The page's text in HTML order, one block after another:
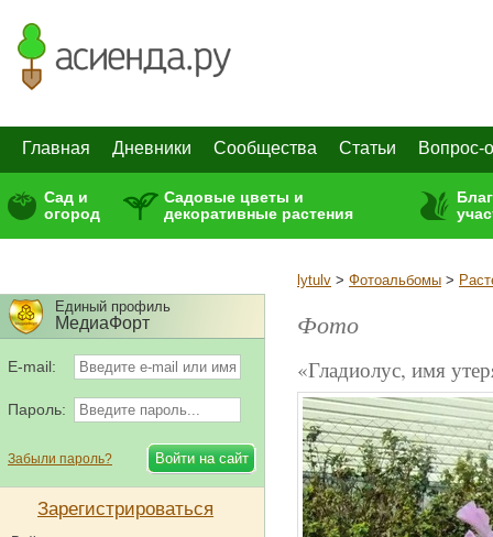
Главная Дневники Сообщества Статьи Вопрос-
Сад и
огород
Садовые цветы и
декоративные растения
lytulv > Фотоальбомы >
Фото
«Гладиолус, имя
Единый профиль
МедиаФорт
E-mail:
Пароль:
Забыли пароль?
Зарегистрироваться